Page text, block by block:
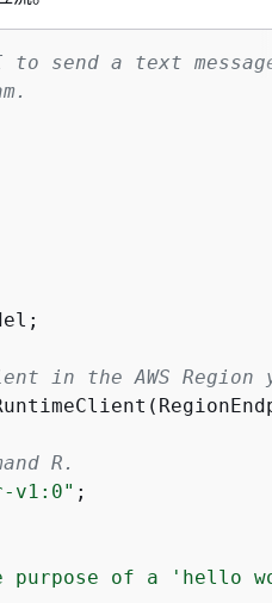
a text message
in the AWS Region
R.
v1:0" ;
purpose of a 'hello